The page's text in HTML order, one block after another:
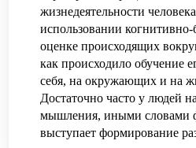
жизнедеятельности
использовании
оценке происходящих
как происходило обучение
себя, на окружающих и на
Достаточно часто у людей
мышления, иными словами
выступает формирование